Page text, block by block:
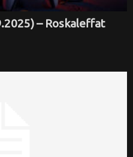
– Roskaleffat